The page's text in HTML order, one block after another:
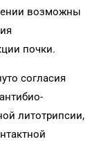
возможны
почки.
согласия
литотрипсии,